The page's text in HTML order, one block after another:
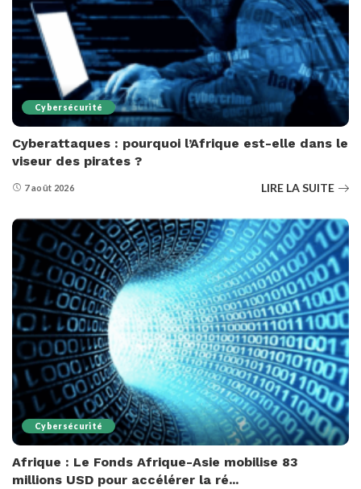
Cybersécurité
Cyberattaques : pourquoi l’Afrique est-elle dans le
viseur des pirates ?
7 août 2026 LIRE LA SUITE
Cybersécurité
Afrique : Le Fonds Afrique-Asie mobilise 83
millions USD pour accélérer la ré...